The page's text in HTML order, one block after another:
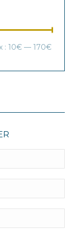
Prix
Prix
: 10€ — 170€